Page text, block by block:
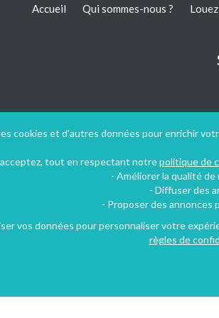
cookies et d'autres données pour enrichir
acceptez, tout en respectant notrepolitique de
- Améliorer la qualité
- Diffuser des
- Proposer des annonces
vos données pour personnaliser votre
règles de
Accueil Qui sommes-nous ?